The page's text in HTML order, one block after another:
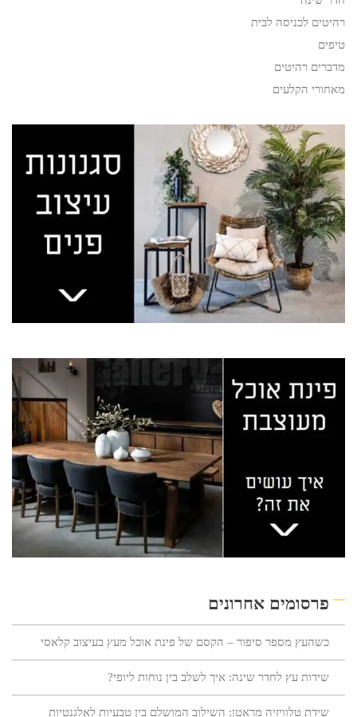
רהיטים לכניסה לבית
טיפים
מדברים רהיטים
מאחורי הקלעים
פרסומים אחרונים
כשהעץ מספר סיפור – הקסם של פינת אוכל מעץ בעיצוב קלאסי
שידות עץ לחדר שינה: איך לשלב בין נוחות ליופי?
שידת טלוויזיה מראטן: השילוב המושלם בין טבעיות לאלגנטיות